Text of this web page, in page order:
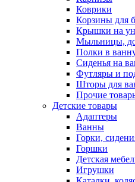
Коврики
Корзины для
Крышки на
Мыльницы,
Полки в
Сиденья на
Футляры и
Шторы для
Прочие
Детские товары
Адаптеры
Ванны
Горки,
Горшки
Детская
Игрушки